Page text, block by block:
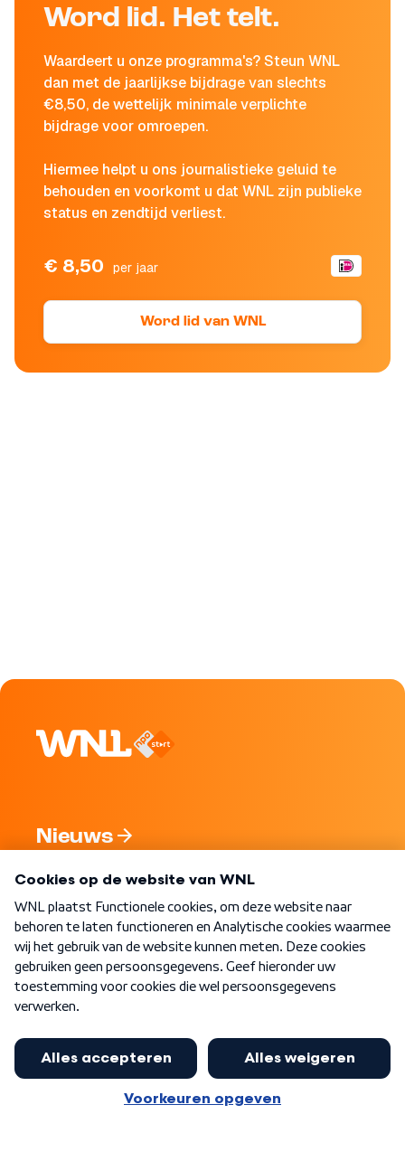
Word lid. Het telt.
Waardeert u onze programma's? Steun WNL
dan met de jaarlijkse bijdrage van slechts
€8,50, de wettelijk minimale verplichte
bijdrage voor omroepen.
Hiermee helpt u ons journalistieke geluid te
behouden en voorkomt u dat WNL zijn publieke
status en zendtijd verliest.
€ 8,50 per jaar
Word lid van WNL
Nieuws
Nieuwsbrief
Word Lid